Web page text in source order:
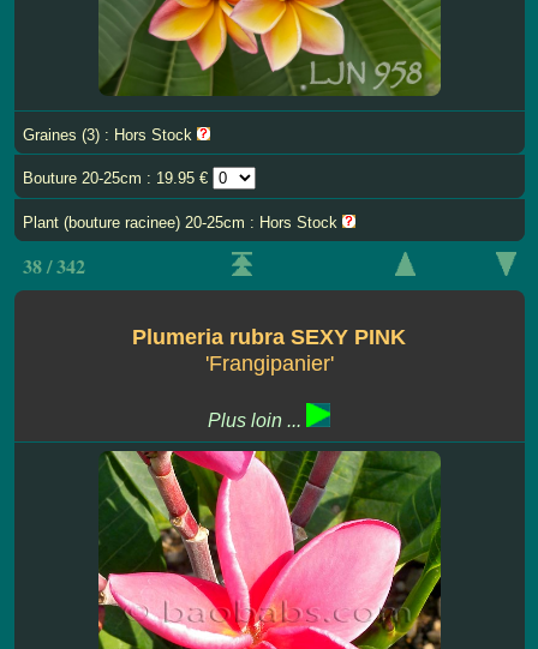
Graines (3) : Hors Stock
Bouture 20-25cm : 19.95 €
Plant (bouture racinee) 20-25cm : Hors Stock
38 / 342
Plumeria rubra SEXY PINK
'Frangipanier'
Plus loin ...